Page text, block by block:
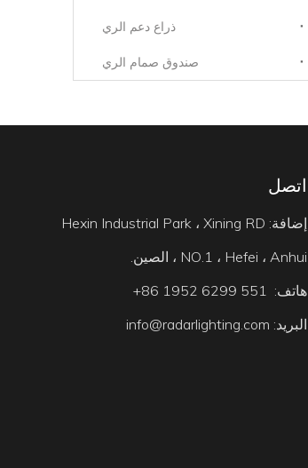
ذراع دعم الري
صندوق صمام الري
اتصل
إضافة: Hexin Industrial Park ، Xining RD
NO.1 ، Hefei ، Anhui ، الصين.
هاتف: 551 6299 1952 86+
البريد: info@radarlighting.com